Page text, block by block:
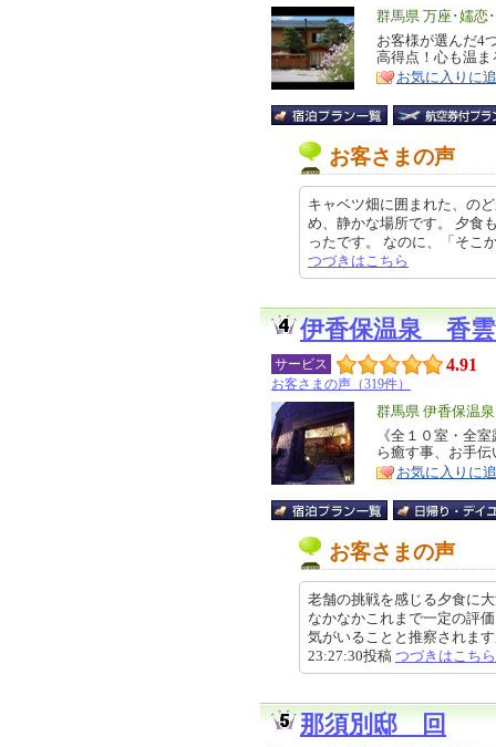
エ
リ
ア
群馬県 万座･嬬恋
特
徴
お客様が選んだ4
高得点！心も温
お気に入りに
お客さまの声
キャベツ畑に囲まれた、の
め、静かな場所です。 夕食
ったです。 なのに、「そ
つづきはこちら
伊香保温泉 香
サービス 4.91
お客さまの声（319件）
エ
リ
ア
群馬県 伊香保温
特
徴
《全１０室・全
ら癒す事、お手
お気に入りに
お客さまの声
老舗の挑戦を感じる夕食に
なかなかこれまで一定の評
気がいることと推察されま
23:27:30投稿 つづきはこちら
那須別邸 回